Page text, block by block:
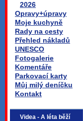
2026
Opravy+úpravy
Moje kuchyně
Rady na cesty
Přehled nákladů
UNESCO
Fotogalerie
Komentáře
Parkovací karty
Můj milý deníčku
Kontakt
Videa - A léta běží